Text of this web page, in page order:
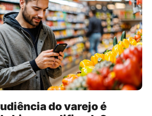
do varejo é